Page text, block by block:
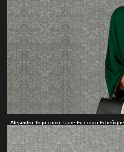
- Alejandro Trejo como Padre Francisco Echeñique